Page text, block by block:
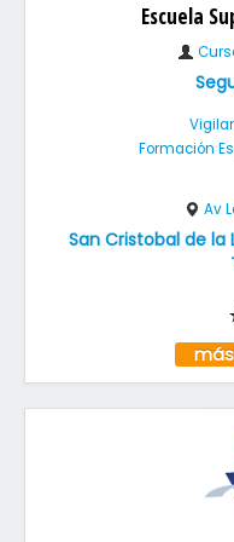
Escuela
Formación
Av
San Cristobal de la